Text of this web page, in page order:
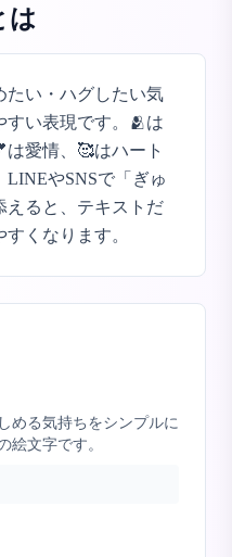
は
たい・ハグしたい気
すい表現です。🫂は
愛情、🥰はハート
やSNSで「ぎゅ
えると、テキストだ
くなります。
める気持ちをシンプルに
絵文字です。